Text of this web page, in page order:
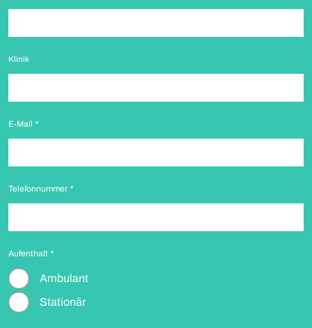
Klinik
E-Mail *
Telefonnummer *
Aufenthalt *
Ambulant
Stationär